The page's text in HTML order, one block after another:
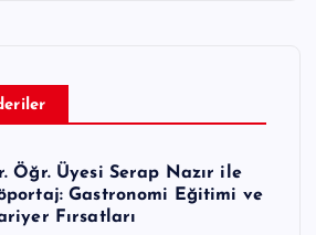
Öğr. Üyesi Serap Nazır ile
Gastronomi Eğitimi ve
Fırsatları